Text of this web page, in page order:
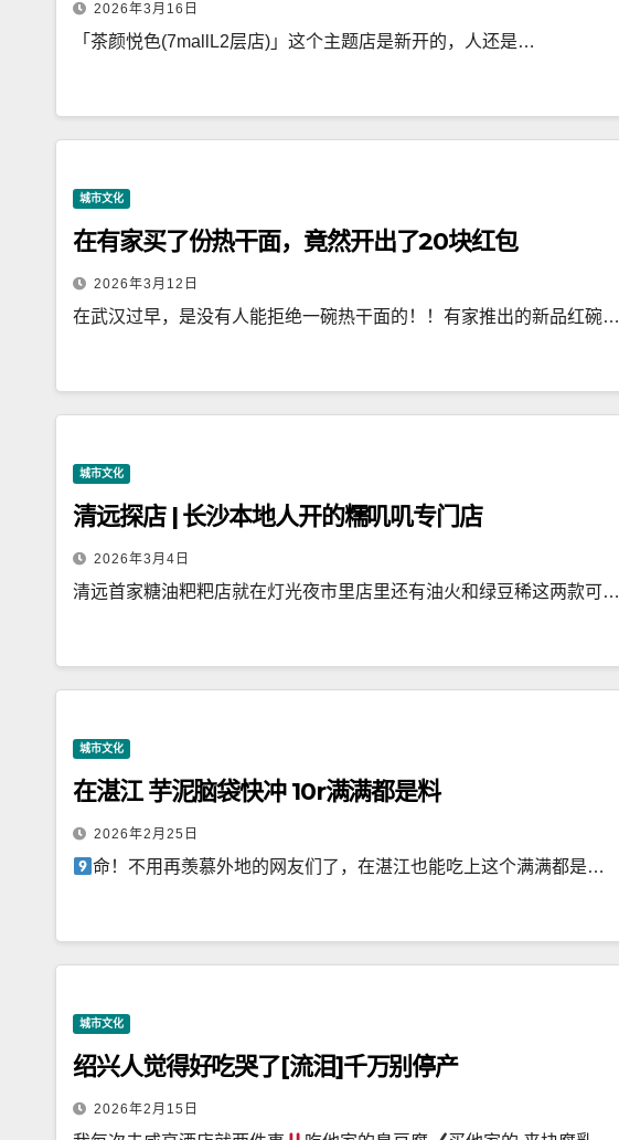
2026年3月16日
「茶颜悦色(7mallL2层店)」这个主题店是新开的，人还是…
城市文化
在有家买了份热干面，竟然开出了20块红包
2026年3月12日
在武汉过早，是没有人能拒绝一碗热干面的！！有家推出的新品红碗…
城市文化
清远探店 | 长沙本地人开的糯叽叽专门店
2026年3月4日
清远首家糖油粑粑店就在灯光夜市里店里还有油火和绿豆稀这两款可…
城市文化
在湛江 芋泥脑袋快冲 10r满满都是料
2026年2月25日
命！不用再羡慕外地的网友们了，在湛江也能吃上这个满满都是…
城市文化
绍兴人觉得好吃哭了[流泪]千万别停产
2026年2月15日